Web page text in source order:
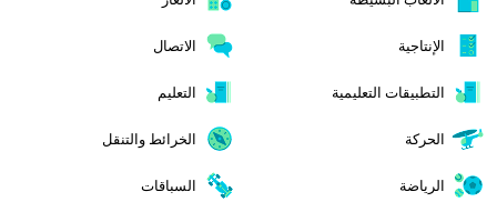
الإنتاجية الاتصال
التطبيقات التعليمية التعليم
الحركة الخرائط والتنقل
الرياضة السباقات